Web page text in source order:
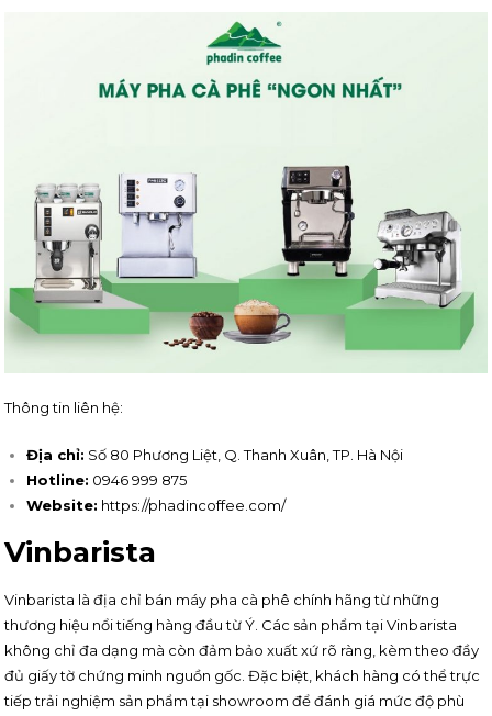
Thông tin liên hệ:
Địa chỉ: Số 80 Phương Liệt, Q. Thanh Xuân, TP. Hà Nội
Hotline: 0946 999 875
Website: https://phadincoffee.com/
Vinbarista
Vinbarista là địa chỉ bán máy pha cà phê chính hãng từ những
thương hiệu nổi tiếng hàng đầu từ Ý. Các sản phẩm tại Vinbarista
không chỉ đa dạng mà còn đảm bảo xuất xứ rõ ràng, kèm theo đầy
đủ giấy tờ chứng minh nguồn gốc. Đặc biệt, khách hàng có thể trực
tiếp trải nghiệm sản phẩm tại showroom để đánh giá mức độ phù